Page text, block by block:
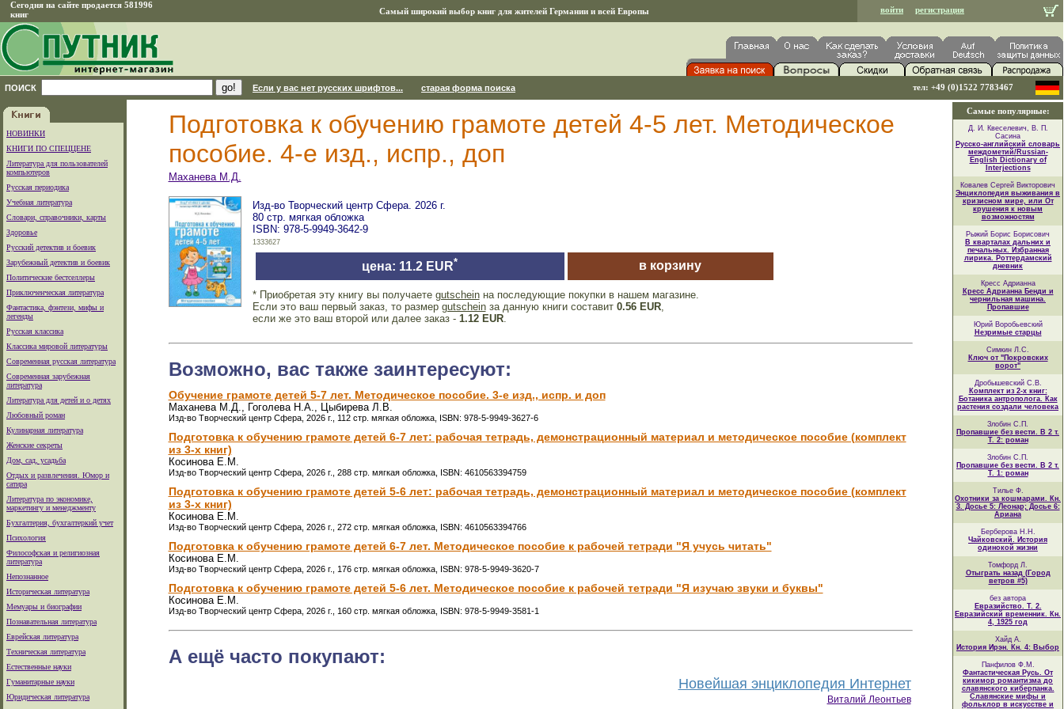
Сегодня на сайте продается 581996
книг
Самый широкий выбор книг для жителей Германии и всей Европы войти регистрация
ПОИСК Если у вас нет русских шрифтов... старая форма поиска тел: +49 (0)1522 7783467
НОВИНКИ
КНИГИ ПО СПЕЦЦЕНЕ
Литература для пользователей
компьютеров
Русская периодика
Учебная литература
Словари, справочники, карты
Здоровье
Русский детектив и боевик
Зарубежный детектив и боевик
Политические бестселлеры
Приключенческая литература
Фантастика, фэнтези, мифы и
легенды
Русская классика
Классика мировой литературы
Современная русская литература
Современная зарубежная
литература
Литература для детей и о детях
Любовный роман
Кулинарная литература
Женские секреты
Дом, сад, усадьба
Отдых и развлечения. Юмор и
сатира
Литература по экономике,
маркетингу и менеджменту
Бухгалтерия, бухгалтеркий учет
Психология
Философская и религиозная
литература
Непознанное
Историческая литература
Мемуары и биографии
Познавательная литература
Еврейская литература
Техническая литература
Естественные науки
Гуманитарные науки
Юридическая литература
Подготовка к обучению грамоте детей 4-5 лет. Методическое
пособие. 4-е изд., испр., доп
Маханева М.Д.
Изд-во Творческий центр Сфера. 2026 г.
80 стр. мягкая обложка
ISBN: 978-5-9949-3642-9
1333627
цена: 11.2 EUR* в корзину
* Приобретая эту книгу вы получаете gutscheinна последующие покупки в нашем магазине.
Если это ваш первый заказ, то размер gutscheinза данную книги составит 0.56 EUR,
если же это ваш второй или далее заказ - 1.12 EUR.
Возможно, вас также заинтересуют:
Обучение грамоте детей 5-7 лет. Методическое пособие. 3-е изд., испр. и доп
Маханева М.Д., Гоголева Н.А., Цыбирева Л.В.
Изд-во Творческий центр Сфера, 2026 г., 112 стр. мягкая обложка, ISBN: 978-5-9949-3627-6
Подготовка к обучению грамоте детей 6-7 лет: рабочая тетрадь, демонстрационный материал и методическое пособие (комплект
из 3-х книг)
Косинова Е.М.
Изд-во Творческий центр Сфера, 2026 г., 288 стр. мягкая обложка, ISBN: 4610563394759
Подготовка к обучению грамоте детей 5-6 лет: рабочая тетрадь, демонстрационный материал и методическое пособие (комплект
из 3-х книг)
Косинова Е.М.
Изд-во Творческий центр Сфера, 2026 г., 272 стр. мягкая обложка, ISBN: 4610563394766
Подготовка к обучению грамоте детей 6-7 лет. Методическое пособие к рабочей тетради "Я учусь читать"
Косинова Е.М.
Изд-во Творческий центр Сфера, 2026 г., 176 стр. мягкая обложка, ISBN: 978-5-9949-3620-7
Подготовка к обучению грамоте детей 5-6 лет. Методическое пособие к рабочей тетради "Я изучаю звуки и буквы"
Косинова Е.М.
Изд-во Творческий центр Сфера, 2026 г., 160 стр. мягкая обложка, ISBN: 978-5-9949-3581-1
А ещё часто покупают:
Новейшая энциклопедия Интернет
Виталий Леонтьев
Самые популярные:
Д. И. Квеселевич, В. П.
Сасина
Русско-английский словарь
междометий/Russian-
English Dictionary of
Interjections
Ковалев Сергей Викторович
Энциклопедия выживания в
кризисном мире, или От
крушения к новым
возможностям
Рыжий Борис Борисович
В кварталах дальних и
печальных. Избранная
лирика. Роттердамский
дневник
Кресс Адрианна
Кресс Адрианна Бенди и
чернильная машина.
Пропавшие
Юрий Воробьевский
Незримые старцы
Симкин Л.С.
Ключ от "Покровских
ворот"
Дробышевский С.В.
Комплект из 2-х книг:
Ботаника антрополога. Как
растения создали человека
Злобин С.П.
Пропавшие без вести. В 2 т.
Т. 2: роман
Злобин С.П.
Пропавшие без вести. В 2 т.
Т. 1: роман
Тилье Ф.
Охотники за кошмарами. Кн.
3. Досье 5: Леонар; Досье 6:
Ариана
Берберова Н.Н.
Чайковский. История
одинокой жизни
Томфорд Л.
Отыграть назад (Город
ветров #5)
без автора
Евразийство. Т. 2.
Евразийский временник. Кн.
4, 1925 год
Хайд А.
История Ирэн. Кн. 4: Выбор
Панфилов Ф.М.
Фантастическая Русь. От
кикимор романтизма до
славянского киберпанка.
Славянские мифы и
фольклор в искусстве и